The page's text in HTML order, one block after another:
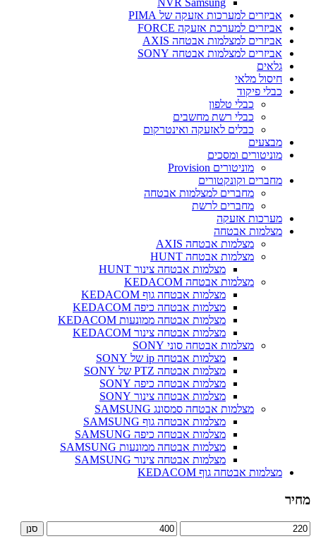
NVR Samsung
אביזרים למערכות אזעקה של PIMA
אביזרים למערכת אזעקה FORCE
אביזרים למצלמות אבטחה AXIS
אביזרים למצלמות אבטחה SONY
גלאים
חיסול מלאי
כבלי פיקוד
כבלי טלפון
כבלי רשת מחשבים
כבלים לאזעקה ואינטרקום
מבצעים
מוניטורים ומסכים
מוניטורים Provision
מחברים וקונקטורים
מחברים למצלמות אבטחה
מחברים לרשת
מערכות אזעקה
מצלמות אבטחה
מצלמות אבטחה AXIS
מצלמות אבטחה HUNT
מצלמות אבטחה צינור HUNT
מצלמות אבטחה KEDACOM
מצלמות אבטחה גוף KEDACOM
מצלמות אבטחה כיפה KEDACOM
מצלמות אבטחה ממונעות KEDACOM
מצלמות אבטחה צינור KEDACOM
מצלמות אבטחה סוני SONY
מצלמות אבטחה ip של SONY
מצלמות אבטחה PTZ של SONY
מצלמות אבטחה כיפה SONY
מצלמות אבטחה צינור SONY
מצלמות אבטחה סמסונג SAMSUNG
מצלמות אבטחה גוף SAMSUNG
מצלמות אבטחה כיפה SAMSUNG
מצלמות אבטחה ממונעות SAMSUNG
מצלמות אבטחה צינור SAMSUNG
מצלמות אבטחה גוף KEDACOM
מחיר
מחיר
מינימלי
מחיר
מקסימלי
סנן